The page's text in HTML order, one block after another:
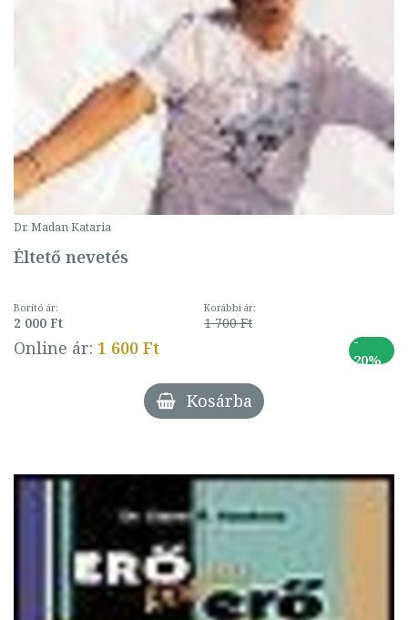
Dr. Madan Kataria
Éltető nevetés
Borító ár:
2 000 Ft
Korábbi ár:
1 700 Ft
Online ár: 1 600 Ft
-
20%
Kosárba